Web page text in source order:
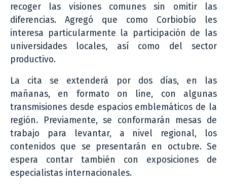
recoger las visiones comunes sin omitir las
diferencias. Agregó que como Corbiobío les
interesa particularmente la participación de las
universidades locales, así como del sector
productivo.
La cita se extenderá por dos días, en las
mañanas, en formato on line, con algunas
transmisiones desde espacios emblemáticos de la
región. Previamente, se conformarán mesas de
trabajo para levantar, a nivel regional, los
contenidos que se presentarán en octubre. Se
espera contar también con exposiciones de
especialistas internacionales.